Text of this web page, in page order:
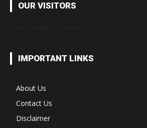
OUR VISITORS
IMPORTANT LINKS
About Us
Contact Us
Disclaimer